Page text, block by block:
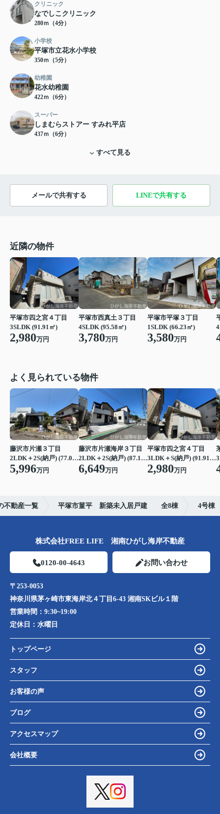
クリニック
なでしこクリニック
280ｍ（4分）
小学校
平塚市立花水小学校
350ｍ（5分）
幼稚園
花水幼稚園
422ｍ（6分）
スーパー
しまむらストアー すみれ平店
437ｍ（6分）
すべて見る
メールで共有する LINEで共有する
近隣の物件
平塚市四之宮４丁目
3SLDK (91.91㎡)
2,980万円
平塚市西真土３丁目
4SLDK (95.58㎡)
3,780万円
平塚市平塚３丁目
1SLDK (66.23㎡)
3,580万円
よく見られている物件
藤沢市片瀬３丁目
2LDK＋2S(納戸) (77.07㎡)
5,996万円
藤沢市片瀬海岸３丁目
2LDK＋2S(納戸) (87.15㎡)
6,649万円
平塚市四之宮４丁目
3LDK＋S(納戸) (91.91㎡)
2,980万円
不動産一覧 平塚市菫平 新築未入居戸建 全8棟 4号棟
株式会社FREE LIFE 湘南ひがし海岸不動産
0120-00-4643 お問い合わせ
〒253-0053
神奈川県茅ヶ崎市東海岸北４丁目6-43 湘南SKビル１階
営業時間： 9:30~19:00
定休日： 水曜日
トップページ
スタッフ
お客様の声
ブログ
アクセスマップ
会社概要